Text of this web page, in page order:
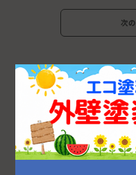
次
大阪府の市区
大阪市 堺市
高槻市
吹田市